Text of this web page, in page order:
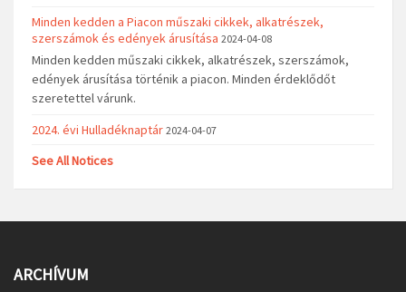
Minden kedden a Piacon műszaki cikkek, alkatrészek,
szerszámok és edények árusítása 2024-04-08
Minden kedden műszaki cikkek, alkatrészek, szerszámok,
edények árusítása történik a piacon. Minden érdeklődőt
szeretettel várunk.
2024. évi Hulladéknaptár 2024-04-07
See All Notices
ARCHÍVUM